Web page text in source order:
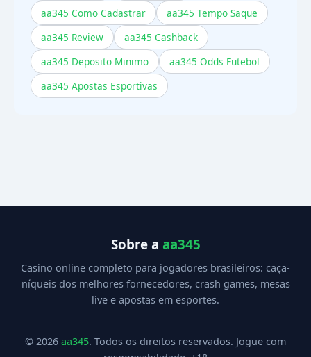
aa345 Como Cadastrar
aa345 Tempo Saque
aa345 Review
aa345 Cashback
aa345 Deposito Minimo
aa345 Odds Futebol
aa345 Apostas Esportivas
Sobre a aa345
Casino online completo para jogadores brasileiros: caça-
níqueis dos melhores fornecedores, crash games, mesas
live e apostas em esportes.
© 2026 aa345. Todos os direitos reservados. Jogue com